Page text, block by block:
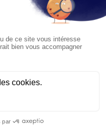
du pape Léon
à suivre sur KTO le
Argentine et
17 novembre 2026